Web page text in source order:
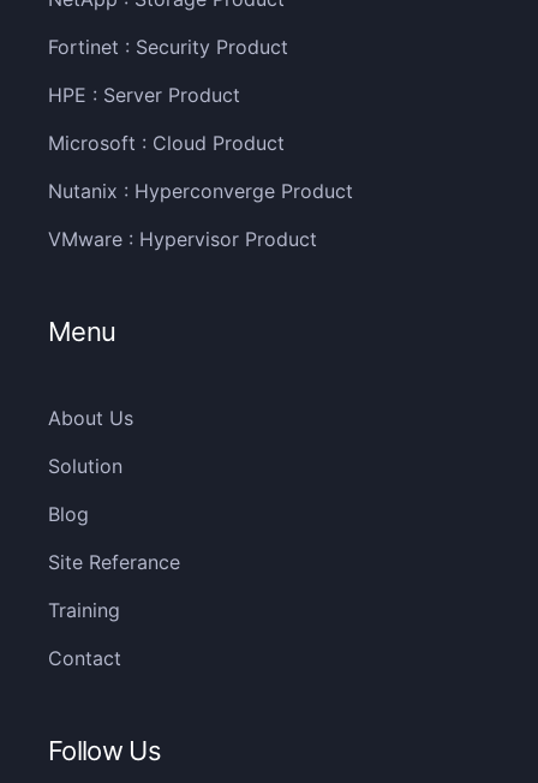
Fortinet : Security Product
HPE : Server Product
Microsoft : Cloud Product
Nutanix : Hyperconverge Product
VMware : Hypervisor Product
Menu
About Us
Solution
Blog
Site Referance
Training
Contact
Follow Us